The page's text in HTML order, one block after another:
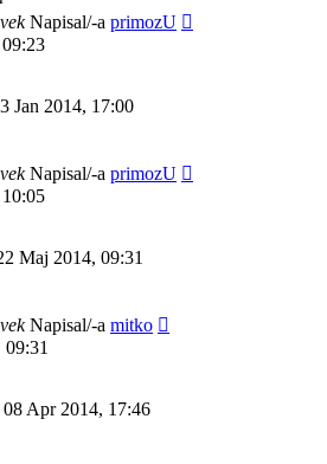
Napisal/-a primozU
Jan 2014, 17:00
Napisal/-a primozU
Maj 2014, 09:31
Napisal/-a mitko
08 Apr 2014, 17:46